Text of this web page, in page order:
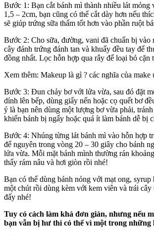
Bước 1: Bạn cắt bánh mì thành nhiều lát mỏng
1,5 – 2cm, bạn cũng có thể cắt dày hơn nếu
sẽ giúp trứng sữa thấm tốt hơn vào phần ruột
Bước 2: Cho sữa, đường, vani đã chuẩn bị vào
cây đánh trứng đánh tan và khuấy đều tay để
đồng nhất. Lọc hỗn hợp qua rây để loại bỏ cặn
Xem thêm: Makeup là gì ? các nghĩa của make
Bước 3: Đun chảy bơ với lửa vừa, sau đó đặt
dính lên bếp, dùng giấy nến hoặc cọ quết bơ
ý là bạn nên dùng một lượng bơ vừa phải,
khiến bánh bị ngấy hoặc quá ít làm bánh dễ bị
Bước 4: Nhúng từng lát bánh mì vào hỗn hợp
để nguyên trong vòng 20 – 30 giây cho bánh
lửa vừa. Mỗi mặt bánh mình thường rán
thấy rám nâu và hơi giòn rồi nhé!
Bạn có thể dùng bánh nóng với mạt ong, syrup
một chút rồi dùng kèm với kem viên và trái
đấy nhé!
Tuy có cách làm khá đơn giản, nhưng nếu
bạn vẫn bị hư thì có thể vì một trong những